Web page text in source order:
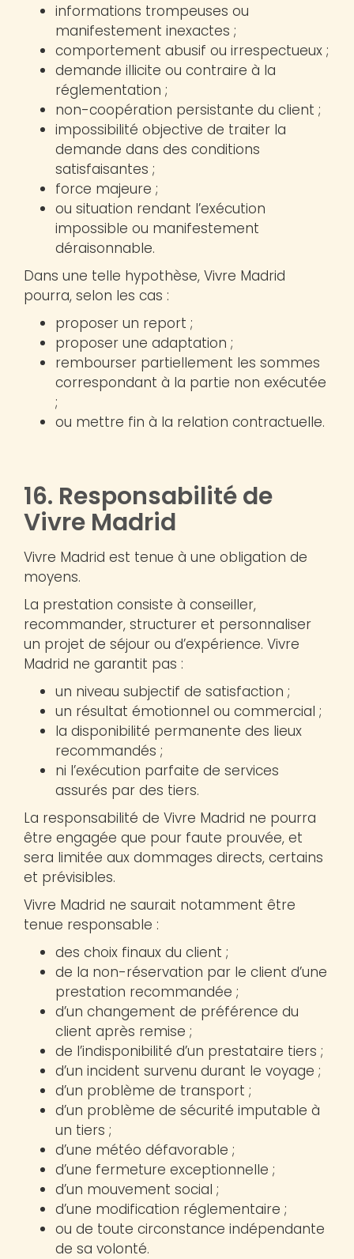
informations trompeuses ou
manifestement inexactes ;
comportement abusif ou irrespectueux ;
demande illicite ou contraire à la
réglementation ;
non-coopération persistante du client ;
impossibilité objective de traiter la
demande dans des conditions
satisfaisantes ;
force majeure ;
ou situation rendant l’exécution
impossible ou manifestement
déraisonnable.
Dans une telle hypothèse, Vivre Madrid
pourra, selon les cas :
proposer un report ;
proposer une adaptation ;
rembourser partiellement les sommes
correspondant à la partie non exécutée
;
ou mettre fin à la relation contractuelle.
16. Responsabilité de
Vivre Madrid
Vivre Madrid est tenue à une obligation de
moyens.
La prestation consiste à conseiller,
recommander, structurer et personnaliser
un projet de séjour ou d’expérience. Vivre
Madrid ne garantit pas :
un niveau subjectif de satisfaction ;
un résultat émotionnel ou commercial ;
la disponibilité permanente des lieux
recommandés ;
ni l’exécution parfaite de services
assurés par des tiers.
La responsabilité de Vivre Madrid ne pourra
être engagée que pour faute prouvée, et
sera limitée aux dommages directs, certains
et prévisibles.
Vivre Madrid ne saurait notamment être
tenue responsable :
des choix finaux du client ;
de la non-réservation par le client d’une
prestation recommandée ;
d’un changement de préférence du
client après remise ;
de l’indisponibilité d’un prestataire tiers ;
d’un incident survenu durant le voyage ;
d’un problème de transport ;
d’un problème de sécurité imputable à
un tiers ;
d’une météo défavorable ;
d’une fermeture exceptionnelle ;
d’un mouvement social ;
d’une modification réglementaire ;
ou de toute circonstance indépendante
de sa volonté.